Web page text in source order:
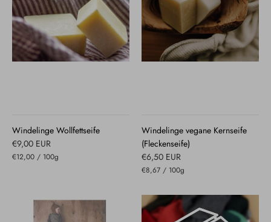
Windelinge Wollfettseife
€9,00 EUR
€12,00 / 100g
Windelinge vegane Kernseife
(Fleckenseife)
€6,50 EUR
€8,67 / 100g